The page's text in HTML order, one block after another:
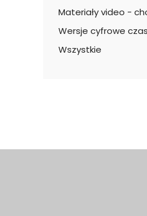
Materiały video -
Wersje cyfrowe
Wszystkie